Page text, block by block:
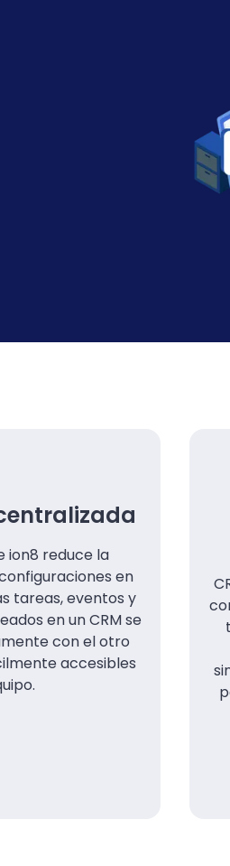
ion8 reduce la
en
tareas, eventos y
en un CRM se
con el otro
accesibles